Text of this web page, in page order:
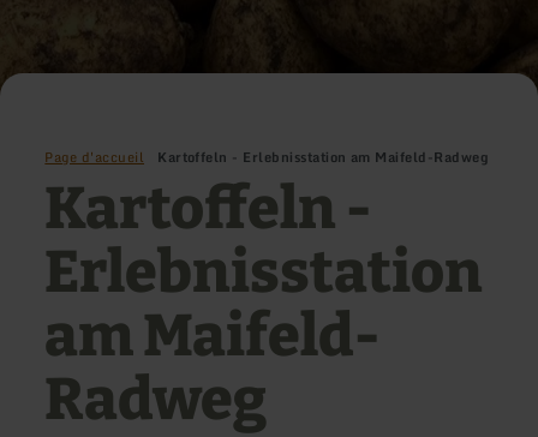
Page d'accueil Kartoffeln - Erlebnisstation am Maifeld-Radweg
Kartoffeln -
Erlebnisstation
am Maifeld-
Radweg